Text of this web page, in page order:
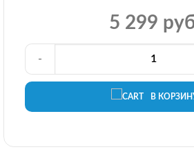
5 299
В
-